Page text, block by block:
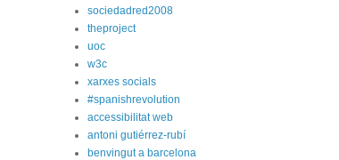
sociedadred2008
theproject
uoc
w3c
xarxes socials
#spanishrevolution
accessibilitat web
antoni gutiérrez-rubí
benvingut a barcelona